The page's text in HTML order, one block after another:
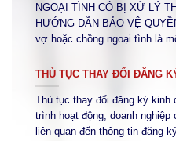
NGOẠI TÌNH CÓ BỊ XỬ LÝ
HƯỚNG DẪN BẢO VỆ
vợ hoặc chồng ngoại tình là
THỦ TỤC THAY ĐỔI ĐĂNG
Thủ tục thay đổi đăng ký kinh
trình hoạt động, doanh
liên quan đến thông tin đăng